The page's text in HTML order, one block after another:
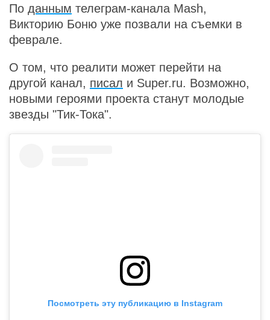
По данным телеграм-канала Mash,
Викторию Боню уже позвали на съемки в
феврале.
О том, что реалити может перейти на
другой канал, писал и Super.ru. Возможно,
новыми героями проекта станут молодые
звезды "Тик-Тока".
Посмотреть эту публикацию в Instagram